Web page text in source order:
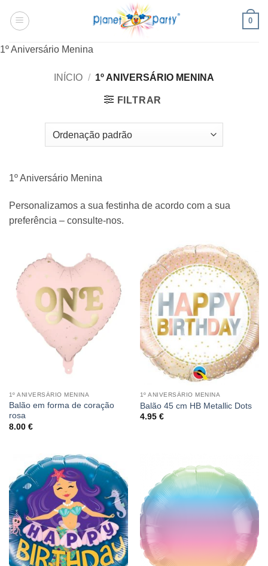
0
1º Aniversário Menina
INÍCIO / 1º ANIVERSÁRIO MENINA
FILTRAR
1º Aniversário Menina
Personalizamos a sua festinha de acordo com a sua
preferência – consulte-nos.
1º ANIVERSÁRIO MENINA
Balão em forma de coração
rosa
8.00 €
1º ANIVERSÁRIO MENINA
Balão 45 cm HB Metallic Dots
4.95 €